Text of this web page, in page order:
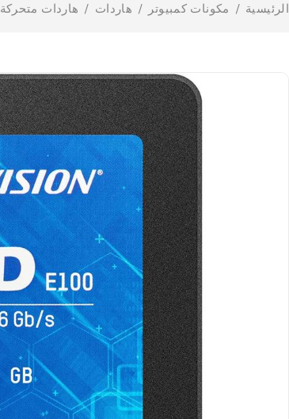
الرئيسية / مكونات كمبيوتر / هاردات / هاردات متحركة